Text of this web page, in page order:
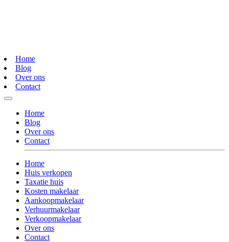
Home
Blog
Over ons
Contact
Home
Blog
Over ons
Contact
Home
Huis verkopen
Taxatie huis
Kosten makelaar
Aankoopmakelaar
Verhuurmakelaar
Verkoopmakelaar
Over ons
Contact